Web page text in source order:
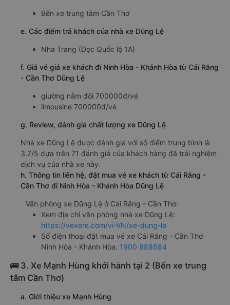
Bến xe trung tâm Cần Thơ
e. Các điểm trả khách của nhà xe Dũng Lệ
Nha Trang (Dọc Quốc lộ 1A)
f. Giá vé giá xe khách đi Ninh Hòa - Khánh Hòa từ Cái Răng
- Cần Thơ Dũng Lệ
giường nằm đôi 700000đ/vé
limousine 700000đ/vé
g. Review, đánh giá chất lượng xe Dũng Lệ
Nhà xe Dũng Lệ được đánh giá với số điểm trung bình là
3.7/5 dựa trên 71 đánh giá của khách hàng đã trải nghiệm
dịch vụ của nhà xe này.
h. Thông tin liên hệ, đặt mua vé xe khách từ Cái Răng -
Cần Thơ đi Ninh Hòa - Khánh Hòa Dũng Lệ
Văn phòng xe Dũng Lệ ở Cái Răng - Cần Thơ:
Xem địa chỉ văn phòng nhà xe Dũng Lệ:
https://vexere.com/vi-VN/xe-dung-le
Số điện thoại đặt mua vé xe Cái Răng - Cần Thơ
Ninh Hòa - Khánh Hòa: 1900 888684
🚌 3. Xe Mạnh Hùng khởi hành tại 2 (Bến xe trung
tâm Cần Thơ)
a. Giới thiệu xe Mạnh Hùng